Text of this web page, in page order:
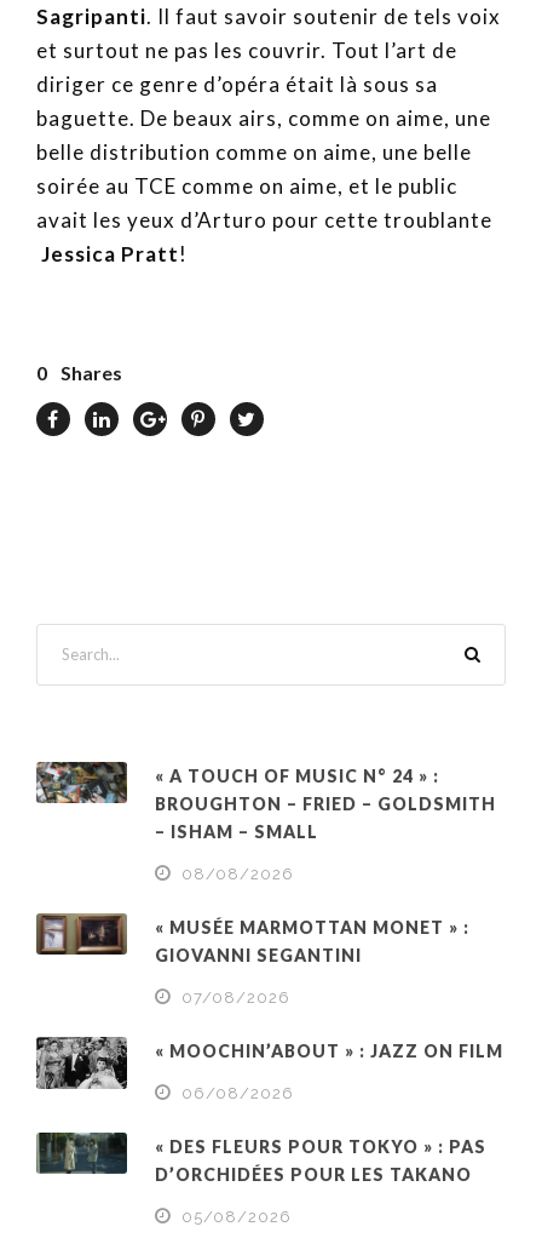
Sagripanti. Il faut savoir soutenir de tels voix
et surtout ne pas les couvrir. Tout l’art de
diriger ce genre d’opéra était là sous sa
baguette. De beaux airs, comme on aime, une
belle distribution comme on aime, une belle
soirée au TCE comme on aime, et le public
avait les yeux d’Arturo pour cette troublante
Jessica Pratt!
0 Shares
« A TOUCH OF MUSIC N° 24 » :
BROUGHTON – FRIED – GOLDSMITH
– ISHAM – SMALL
08/08/2026
« MUSÉE MARMOTTAN MONET » :
GIOVANNI SEGANTINI
07/08/2026
« MOOCHIN’ABOUT » : JAZZ ON FILM
06/08/2026
« DES FLEURS POUR TOKYO » : PAS
D’ORCHIDÉES POUR LES TAKANO
05/08/2026